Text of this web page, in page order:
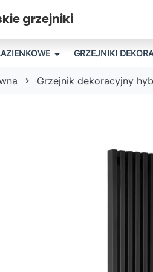
grzejniki
GRZEJNIKI
Grzejnik dekoracyjny